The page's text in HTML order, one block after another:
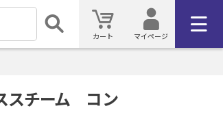
カート マイページ
スチーム コン